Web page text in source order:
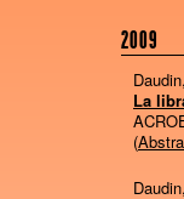
2009
La
(